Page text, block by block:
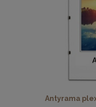
Antyrama